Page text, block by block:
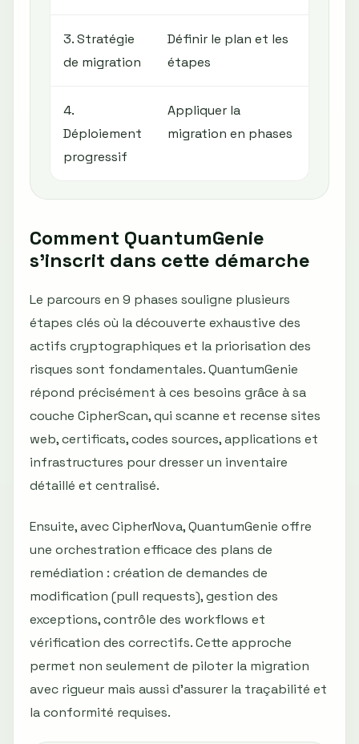
3. Stratégie
de migration
Définir le plan et les
étapes
4.
Déploiement
progressif
Appliquer la
migration en phases
Comment QuantumGenie
s’inscrit dans cette démarche
Le parcours en 9 phases souligne plusieurs
étapes clés où la découverte exhaustive des
actifs cryptographiques et la priorisation des
risques sont fondamentales. QuantumGenie
répond précisément à ces besoins grâce à sa
couche CipherScan, qui scanne et recense sites
web, certificats, codes sources, applications et
infrastructures pour dresser un inventaire
détaillé et centralisé.
Ensuite, avec CipherNova, QuantumGenie offre
une orchestration efficace des plans de
remédiation : création de demandes de
modification (pull requests), gestion des
exceptions, contrôle des workflows et
vérification des correctifs. Cette approche
permet non seulement de piloter la migration
avec rigueur mais aussi d’assurer la traçabilité et
la conformité requises.